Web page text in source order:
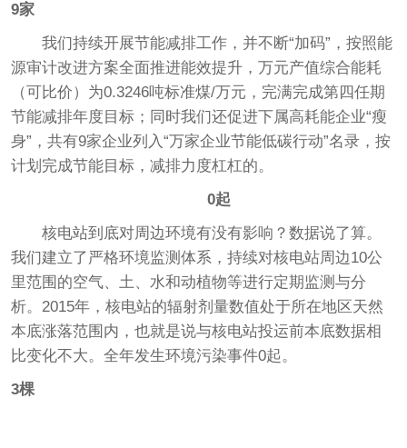
9家
我们持续开展节能减排工作，并不断“加码”，按照能
源审计改进方案全面推进能效提升，万元产值综合能耗
（可比价）为0.3246吨标准煤/万元，完满完成第四任期
节能减排年度目标；同时我们还促进下属高耗能企业“瘦
身”，共有9家企业列入“万家企业节能低碳行动”名录，按
计划完成节能目标，减排力度杠杠的。
0起
核电站到底对周边环境有没有影响？数据说了算。
我们建立了严格环境监测体系，持续对核电站周边10公
里范围的空气、土、水和动植物等进行定期监测与分
析。2015年，核电站的辐射剂量数值处于所在地区天然
本底涨落范围内，也就是说与核电站投运前本底数据相
比变化不大。全年发生环境污染事件0起。
3棵